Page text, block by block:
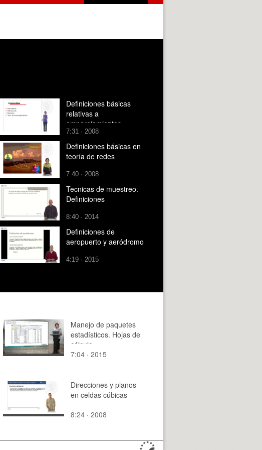
Definiciones básicas
relativas a
emparejamientos
7:31 · 2008
Definiciones básicas en
teoría de redes
7:40 · 2008
Tecnicas de muestreo.
Definiciones
8:40 · 2014
Definiciones de
aeropuerto y aeródromo
4:19 · 2015
Manejo de paquetes
estadísticos. Hojas de
cálculo.
7:04 · 2015
Direcciones y planos
en celdas cúbicas
8:24 · 2008